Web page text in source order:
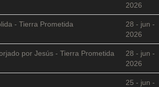
2026
- Tierra Prometida
28 - jun -
2026
por Jesús - Tierra Prometida
28 - jun -
2026
25 - jun -